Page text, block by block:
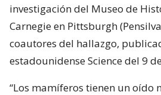
investigación del Museo de
Carnegie en Pittsburgh
coautores del hallazgo,
estadounidense Science del 9
“Los mamíferos tienen un oído